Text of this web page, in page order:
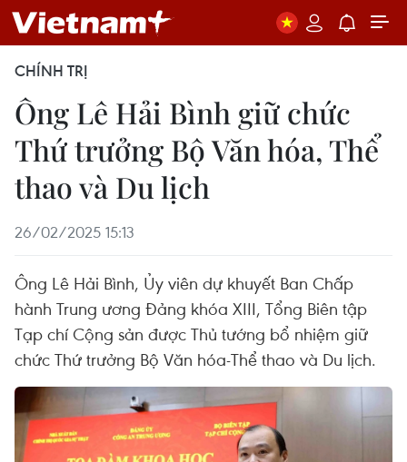
CHÍNH TRỊ
Ông Lê Hải Bình giữ chức
Thứ trưởng Bộ Văn hóa, Thể
thao và Du lịch
26/02/2025 15:13
Ông Lê Hải Bình, Ủy viên dự khuyết Ban Chấp
hành Trung ương Đảng khóa XIII, Tổng Biên tập
Tạp chí Cộng sản được Thủ tướng bổ nhiệm giữ
chức Thứ trưởng Bộ Văn hóa-Thể thao và Du lịch.